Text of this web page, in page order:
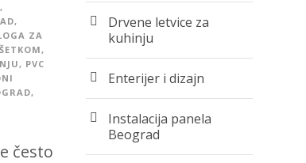
,
,
ZA
,
, PVC
,
često
Drvene letvice za
kuhinju
Enterijer i dizajn
Instalacija panela
Beograd